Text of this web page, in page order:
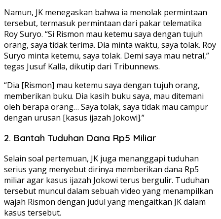
Namun, JK menegaskan bahwa ia menolak permintaan
tersebut, termasuk permintaan dari pakar telematika
Roy Suryo. “Si Rismon mau ketemu saya dengan tujuh
orang, saya tidak terima. Dia minta waktu, saya tolak. Roy
Suryo minta ketemu, saya tolak. Demi saya mau netral,”
tegas Jusuf Kalla, dikutip dari Tribunnews.
“Dia [Rismon] mau ketemu saya dengan tujuh orang,
memberikan buku. Dia kasih buku saya, mau ditemani
oleh berapa orang… Saya tolak, saya tidak mau campur
dengan urusan [kasus ijazah Jokowi].”
2. Bantah Tuduhan Dana Rp5 Miliar
Selain soal pertemuan, JK juga menanggapi tuduhan
serius yang menyebut dirinya memberikan dana Rp5
miliar agar kasus ijazah Jokowi terus bergulir. Tuduhan
tersebut muncul dalam sebuah video yang menampilkan
wajah Rismon dengan judul yang mengaitkan JK dalam
kasus tersebut.